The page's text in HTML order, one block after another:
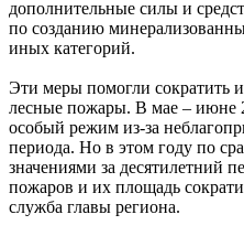
дополнительные силы и
по созданию
иных категорий.
Эти меры помогли сократить
лесные пожары. В мае – июне
особый режим из-за
периода. Но в этом году по
значениями за десятилетний
пожаров и их площадь
служба главы региона.